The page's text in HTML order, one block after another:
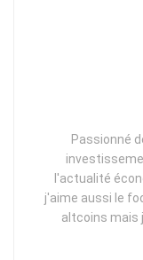
Passionné
l'actualité
j'aime aussi le
altcoins mais